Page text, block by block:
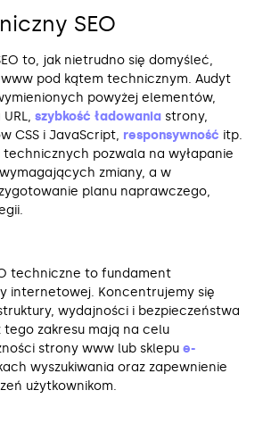
SEO
to, jak nietrudno się domyśleć,
pod kątem technicznym. Audyt
powyżej elementów,
szybkość ładowania strony,
CSS i JavaScript, responsywność itp.
pozwala na wyłapanie
zmiany, a w
planu naprawczego,
techniczne to fundament
internetowej. Koncentrujemy się
wydajności i bezpieczeństwa
tego zakresu mają na celu
strony www lub sklepu e-
wyszukiwania oraz zapewnienie
użytkownikom.